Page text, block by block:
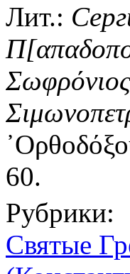
Лит.:
60.
Рубрики:
Святые